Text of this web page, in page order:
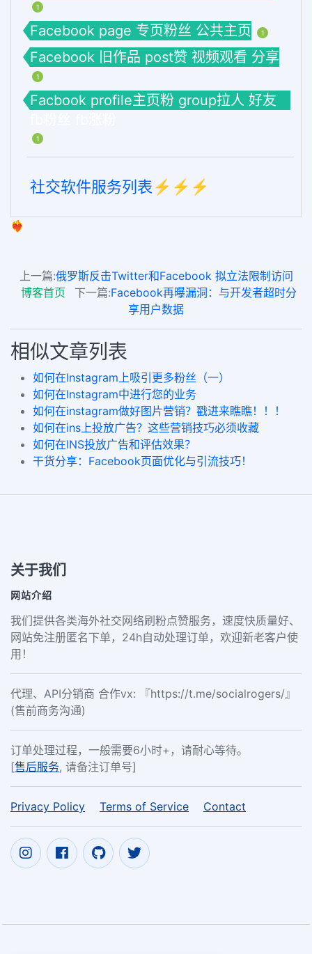
1
Facebook page 专页粉丝 公共主页 1
Facebook 旧作品 post赞 视频观看 分享
1
Facbook profile主页粉 group拉人 好友
1
社交软件服务列表⚡️⚡️⚡️
❤️‍🔥
上一篇:俄罗斯反击Twitter和Facebook 拟立法限制访问
博客首页
下一篇:Facebook再曝漏洞：与开发者超时分
享用户数据
相似文章列表
如何在Instagram上吸引更多粉丝（一）
如何在Instagram中进行您的业务
如何在instagram做好图片营销？戳进来瞧瞧！！！
如何在ins上投放广告？这些营销技巧必须收藏
如何在INS投放广告和评估效果？
干货分享：Facebook页面优化与引流技巧！
关于我们
网站介绍
我们提供各类海外社交网络刷粉点赞服务，速度快质量好、
网站免注册匿名下单，24h自动处理订单，欢迎新老客户使
用！
代理、API分销商 合作vx: 『https://t.me/socialrogers/』
(售前商务沟通)
订单处理过程，一般需要6小时+，请耐心等待。
[售后服务, 请备注订单号]
Privacy Policy Terms of Service Contact